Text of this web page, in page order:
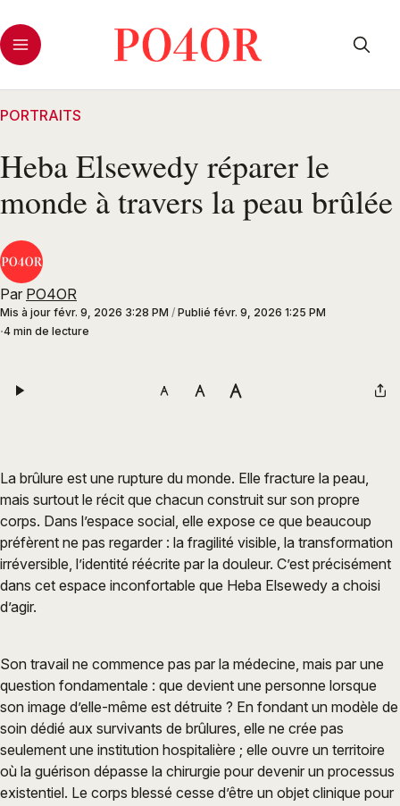
PORTRAITS
Heba Elsewedy réparer le
monde à travers la peau brûlée
Par PO4OR
Mis à jour févr. 9, 2026 3:28 PM / Publié févr. 9, 2026 1:25 PM
4 min de lecture
La brûlure est une rupture du monde. Elle fracture la peau,
mais surtout le récit que chacun construit sur son propre
corps. Dans l’espace social, elle expose ce que beaucoup
préfèrent ne pas regarder : la fragilité visible, la transformation
irréversible, l’identité réécrite par la douleur. C’est précisément
dans cet espace inconfortable que Heba Elsewedy a choisi
d’agir.
Son travail ne commence pas par la médecine, mais par une
question fondamentale : que devient une personne lorsque
son image d’elle-même est détruite ? En fondant un modèle de
soin dédié aux survivants de brûlures, elle ne crée pas
seulement une institution hospitalière ; elle ouvre un territoire
où la guérison dépasse la chirurgie pour devenir un processus
existentiel. Le corps blessé cesse d’être un objet clinique pour